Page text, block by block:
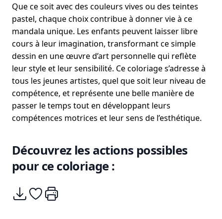
Que ce soit avec des couleurs vives ou des teintes
pastel, chaque choix contribue à donner vie à ce
mandala unique. Les enfants peuvent laisser libre
cours à leur imagination, transformant ce simple
dessin en une œuvre d’art personnelle qui reflète
leur style et leur sensibilité. Ce coloriage s’adresse à
tous les jeunes artistes, quel que soit leur niveau de
compétence, et représente une belle manière de
passer le temps tout en développant leurs
compétences motrices et leur sens de l’esthétique.
Découvrez les actions possibles
pour ce coloriage :
Télécharger
Ajouter à mes coups de coeurs
Imprimer